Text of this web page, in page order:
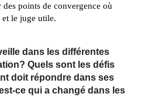
points de convergence où
et le juge utile.
dans les différentes
Quels sont les défis
doit répondre dans ses
ce qui a changé dans les